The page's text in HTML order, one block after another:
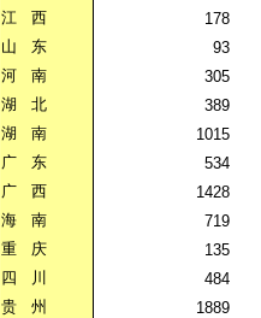
江
西 178
山
东 93
河
南 305
湖
北 389
湖
南 1015
广
东 534
广
西 1428
海
南 719
重
庆 135
四
川 484
贵
州 1889